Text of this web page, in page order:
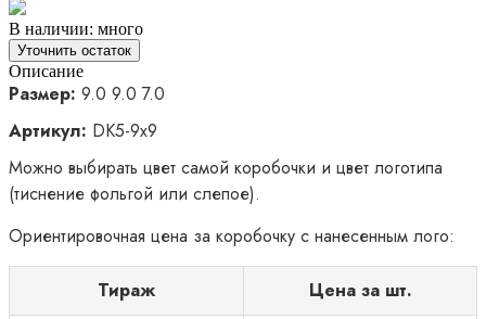
В наличии: много
Уточнить остаток
Описание
Размер: 9.0 9.0 7.0
Артикул: DK5-9x9
Можно выбирать цвет самой коробочки и цвет логотипа
(тиснение фольгой или слепое).
Ориентировочная цена за коробочку с нанесенным лого:
Тираж
Цена за шт.